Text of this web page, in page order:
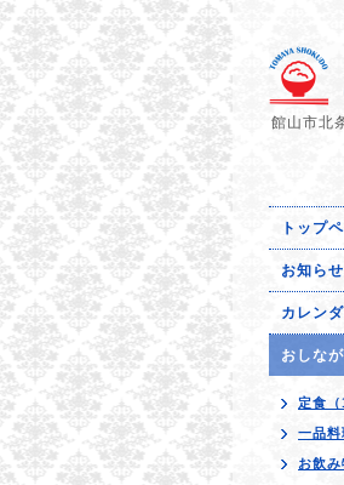
館山市北
トップ
お知らせ
カレン
おしなが
定食（
一品料
お飲み